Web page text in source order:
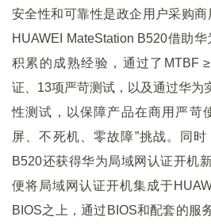
安全性和可靠性是政企用户采购商
HUAWEI MateStation B520借助
积累的成熟经验，通过了MTBF
证、13项严苛测试，以及通过华为
性测试，以保障产品在商用严苛
屏、不死机、零故障”挑战。同时
B520还获得华为局域网认证开机
便将局域网认证开机集成于
BIOS之上，通过BIOS和配套的服